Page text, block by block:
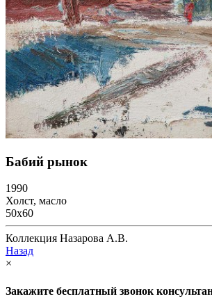
Бабий рынок
1990
Холст, масло
50х60
Коллекция Назарова А.В.
Назад
×
Закажите бесплатный звонок